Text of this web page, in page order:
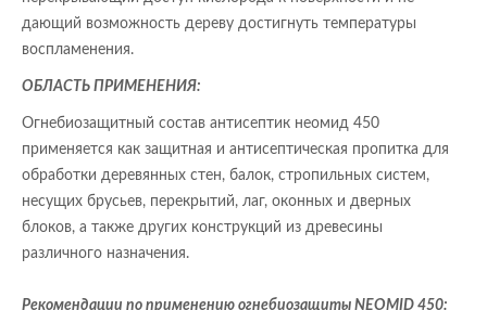
дающий возможность дереву достигнуть температуры
воспламенения.
ОБЛАСТЬ ПРИМЕНЕНИЯ:
Огнебиозащитный состав антисептик неомид 450
применяется как защитная и антисептическая пропитка для
обработки деревянных стен, балок, стропильных систем,
несущих брусьев, перекрытий, лаг, оконных и дверных
блоков, а также других конструкций из древесины
различного назначения.
Рекомендации по применению огнебиозащиты NEOMID 450: